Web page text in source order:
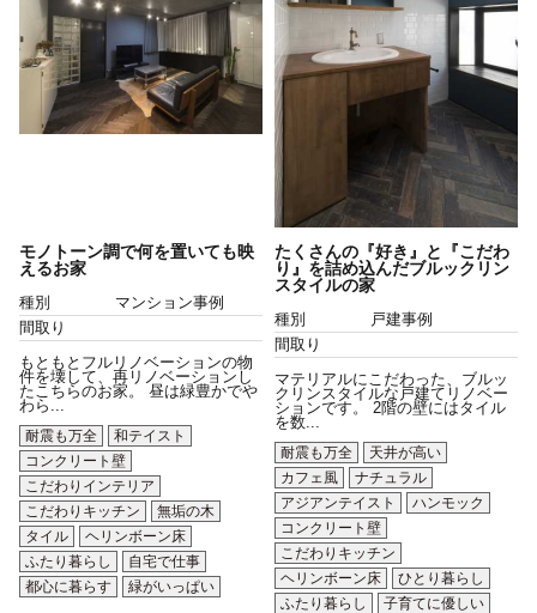
モノトーン調で何を置いても映
えるお家
種別
マンション事例
間取り
もともとフルリノベーションの物
件を壊して、再リノベーションし
たこちらのお家。 昼は緑豊かでや
わら...
耐震も万全
和テイスト
コンクリート壁
こだわりインテリア
こだわりキッチン
無垢の木
タイル
ヘリンボーン床
ふたり暮らし
自宅で仕事
都心に暮らす
緑がいっぱい
たくさんの『好き』と『こだわ
り』を詰め込んだブルックリン
スタイルの家
種別
戸建事例
間取り
マテリアルにこだわった、ブルッ
クリンスタイルな戸建てリノベー
ションです。 2階の壁にはタイル
を数...
耐震も万全
天井が高い
カフェ風
ナチュラル
アジアンテイスト
ハンモック
コンクリート壁
こだわりキッチン
ヘリンボーン床
ひとり暮らし
ふたり暮らし
子育てに優しい